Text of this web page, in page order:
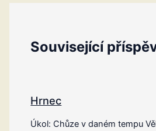
Související
Hrnec
Úkol: Chůze v daném tempu